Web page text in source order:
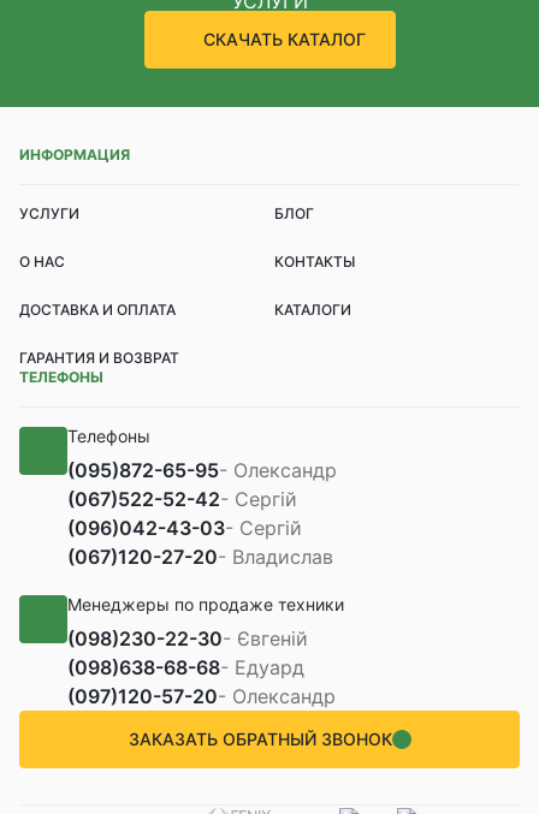
СКАЧАТЬ КАТАЛОГ
ИНФОРМАЦИЯ
УСЛУГИ БЛОГ
О НАС КОНТАКТЫ
ДОСТАВКА И ОПЛАТА КАТАЛОГИ
ГАРАНТИЯ И ВОЗВРАТ
ТЕЛЕФОНЫ
Телефоны
(095)872-65-95- Олександр
(067)522-52-42- Сергій
(096)042-43-03- Сергій
(067)120-27-20- Владислав
Менеджеры по продаже техники
(098)230-22-30- Євгеній
(098)638-68-68- Едуард
(097)120-57-20- Олександр
ЗАКАЗАТЬ ОБРАТНЫЙ ЗВОНОК